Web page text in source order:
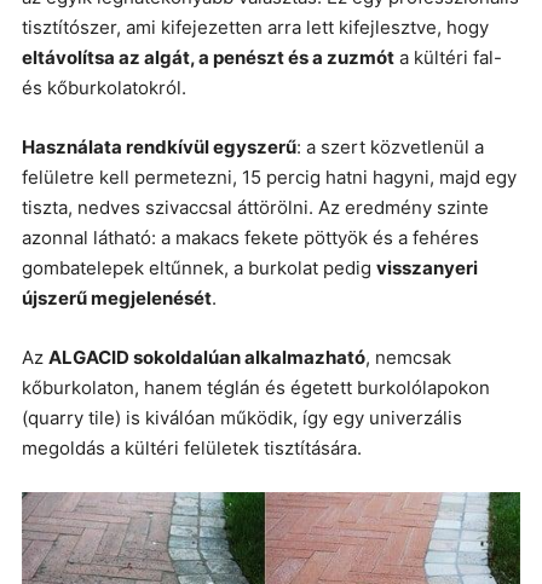
tisztítószer, ami kifejezetten arra lett kifejlesztve, hogy
eltávolítsa az algát, a penészt és a zuzmót a kültéri fal-
és kőburkolatokról.
Használata rendkívül egyszerű: a szert közvetlenül a
felületre kell permetezni, 15 percig hatni hagyni, majd egy
tiszta, nedves szivaccsal áttörölni. Az eredmény szinte
azonnal látható: a makacs fekete pöttyök és a fehéres
gombatelepek eltűnnek, a burkolat pedigvisszanyeri
újszerű megjelenését.
AzALGACID sokoldalúan alkalmazható, nemcsak
kőburkolaton, hanem téglán és égetett burkolólapokon
(quarry tile) is kiválóan működik, így egy univerzális
megoldás a kültéri felületek tisztítására.